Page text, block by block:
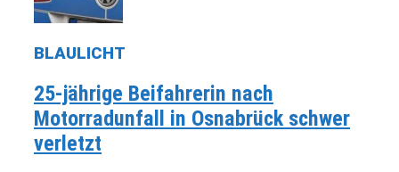
BLAULICHT
25-jährige Beifahrerin nach
Motorradunfall in Osnabrück schwer
verletzt